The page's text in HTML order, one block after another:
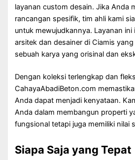
layanan custom desain. Jika Anda
rancangan spesifik, tim ahli kami
untuk mewujudkannya. Layanan ini
arsitek dan desainer di Ciamis
sebuah karya yang orisinal dan
Dengan koleksi terlengkap dan
CahayaAbadiBeton.com
Anda dapat menjadi kenyataan.
Anda dalam membangun properti
fungsional tetapi juga memiliki nilai
Siapa Saja yang Tepat